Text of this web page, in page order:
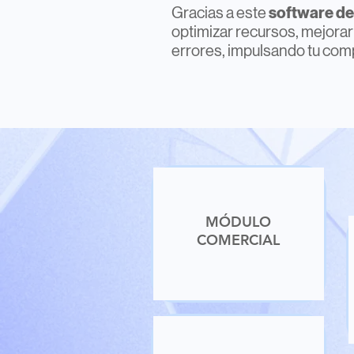
Gracias a estesoftware
optimizar recursos,
errores, impulsando tu
MÓDULO
COMERCIAL